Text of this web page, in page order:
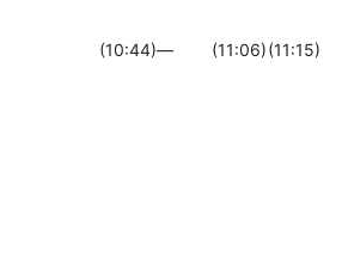
(10:44)― (11:06)(11:15)